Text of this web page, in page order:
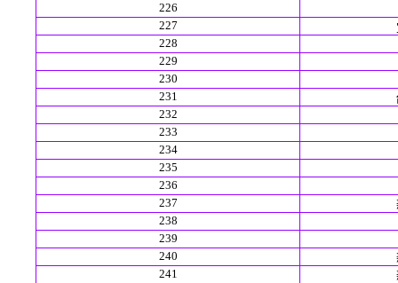
226
227
228
229
230
231
232
233
234
235
236
237
238
239
240
241